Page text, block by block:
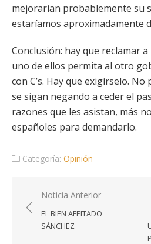
mejorarían probablemente su
estaríamos aproximadamente
Conclusión: hay que reclamar
uno de ellos permita al otro
con C’s. Hay que exigírselo.
se sigan negando a ceder el
razones que les asistan, más
españoles para demandarlo.
Categoría: Opinión
Navegación
de
entradas
Noticia Anterior
EL BIEN AFEITADO
SÁNCHEZ